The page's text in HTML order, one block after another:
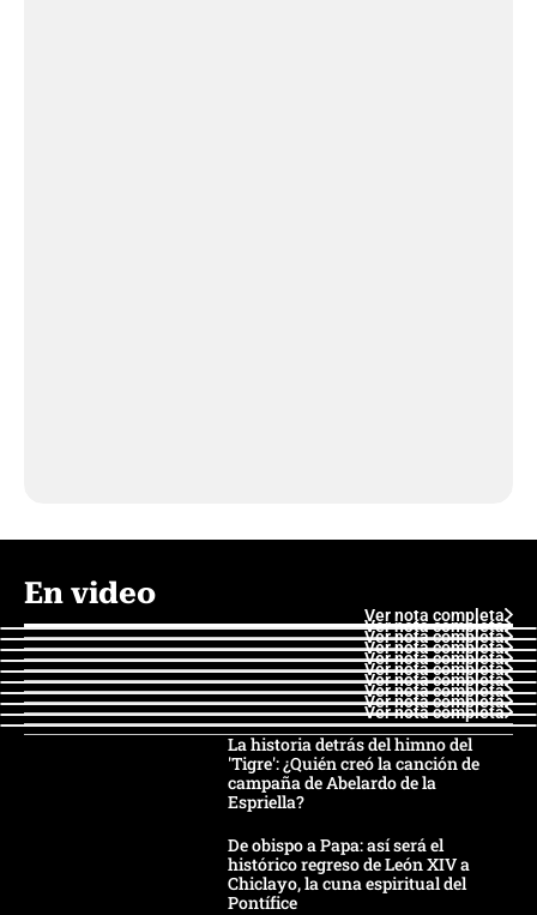
En video
Ver nota completa
Ver nota completa
Ver nota completa
Ver nota completa
Ver nota completa
Ver nota completa
Ver nota completa
Ver nota completa
Ver nota completa
Ver nota completa
La historia detrás del himno del
'Tigre': ¿Quién creó la canción de
campaña de Abelardo de la
Espriella?
De obispo a Papa: así será el
histórico regreso de León XIV a
Chiclayo, la cuna espiritual del
Pontífice